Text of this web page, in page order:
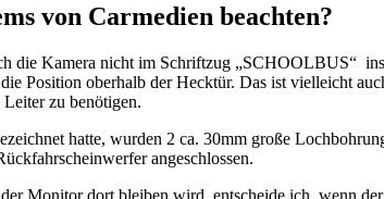
von Carmedien beachten?
die Kamera nicht im Schriftzug „SCHOOLBUS“
Position oberhalb der Hecktür. Das ist vielleicht
zu benötigen.
hatte, wurden 2 ca. 30mm große
angeschlossen.
Monitor dort bleiben wird, entscheide ich, wenn